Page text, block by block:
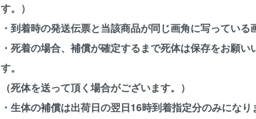
す。）
・到着時の発送伝票と当該商品が同じ画角に写っている
・死着の場合、補償が確定するまで死体は保存をお願い
す。
（死体を送って頂く場合がございます。）
・生体の補償は出荷日の翌日16時到着指定分のみになり